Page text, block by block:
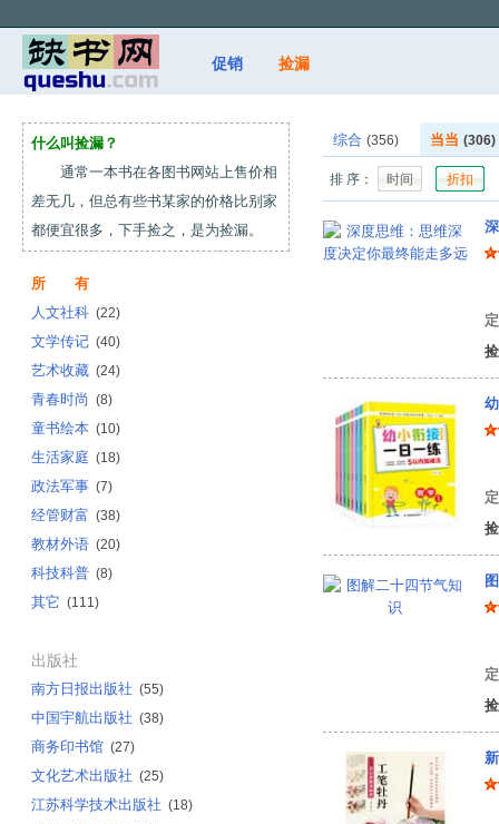
促销 捡漏
什么叫捡漏？
通常一本书在各图书网站上售价相
差无几，但总有些书某家的价格比别家
都便宜很多，下手捡之，是为捡漏。
所 有
人文社科 (22)
文学传记 (40)
艺术收藏 (24)
青春时尚 (8)
童书绘本 (10)
生活家庭 (18)
政法军事 (7)
经管财富 (38)
教材外语 (20)
科技科普 (8)
其它 (111)
出版社
南方日报出版社 (55)
中国宇航出版社 (38)
商务印书馆 (27)
文化艺术出版社 (25)
江苏科学技术出版社 (18)
综合 (356) 当当 (306)
排 序： 时间 折扣